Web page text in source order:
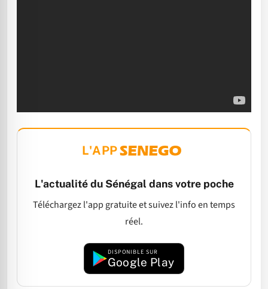
L'APP
L'actualité du Sénégal dans votre poche
Téléchargez l'app gratuite et suivez l'info en temps
réel.
DISPONIBLE SUR
Google Play